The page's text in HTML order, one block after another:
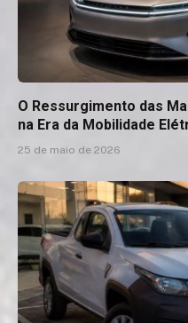
O Ressurgimento das
na Era da Mobilidade
25 de maio de 2026